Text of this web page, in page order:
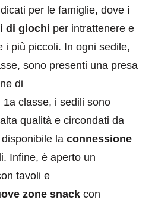
per le famiglie, dove i
di giochi per intrattenere e
i più piccoli. In ogni sedile,
sono presenti una presa
di
classe, i sedili sono
qualità e circondati da
la connessione
Infine, è aperto un
tavoli e
zone snack con